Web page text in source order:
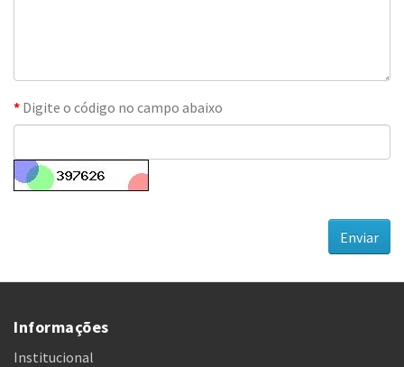
Digite o código no campo abaixo
Informações
Institucional